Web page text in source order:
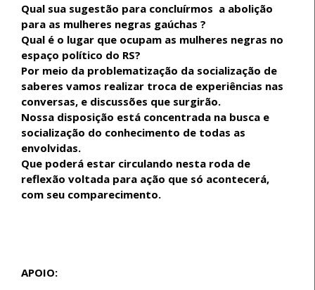
Qual sua sugestão para concluírmos a abolição
para as mulheres negras gaúchas ?
Qual é o lugar que ocupam as mulheres negras no
espaço político do RS?
Por meio da problematização da socialização de
saberes vamos realizar troca de experiências nas
conversas, e discussões que surgirão.
Nossa disposição está concentrada na busca e
socialização do conhecimento de todas as
envolvidas.
Que poderá estar circulando nesta roda de
reflexão voltada para ação que só acontecerá,
com seu comparecimento.
APOIO: